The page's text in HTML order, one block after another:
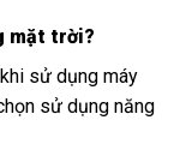
mặt trời?
sử dụng máy
sử dụng năng